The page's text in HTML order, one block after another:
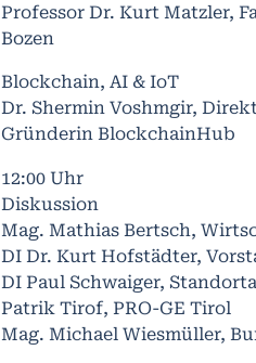
Professor Dr. Kurt Matzler,
Bozen
Blockchain, AI & IoT
Dr. Shermin Voshmgir,
Gründerin BlockchainHub
12:00 Uhr
Diskussion
Mag. Mathias Bertsch,
DI Dr. Kurt Hofstädter,
DI Paul Schwaiger,
Patrik Tirof, PRO-GE Tirol
Mag. Michael Wiesmüller,